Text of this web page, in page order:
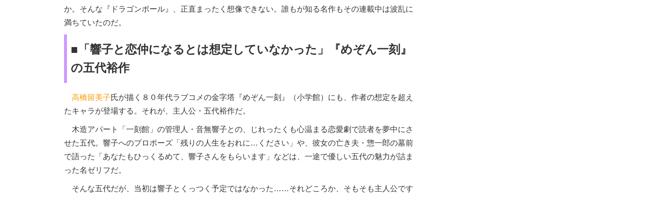
か。そんな『ドラゴンボール』、正直まったく想像できない。誰もが知る名作もその連載中は波乱に
満ちていたのだ。
■「響子と恋仲になるとは想定していなかった」『めぞん一刻』
の五代裕作
高橋留美子氏が描く８０年代ラブコメの金字塔『めぞん一刻』（小学館）にも、作者の想定を超え
たキャラが登場する。それが、主人公・五代裕作だ。
木造アパート「一刻館」の管理人・音無響子との、じれったくも心温まる恋愛劇で読者を夢中にさ
せた五代。響子へのプロポーズ「残りの人生をおれに…ください」や、彼女の亡き夫・惣一郎の墓前
で語った「あなたもひっくるめて、響子さんをもらいます」などは、一途で優しい五代の魅力が詰ま
った名ゼリフだ。
そんな五代だが、当初は響子とくっつく予定ではなかった……それどころか、そもそも主人公です